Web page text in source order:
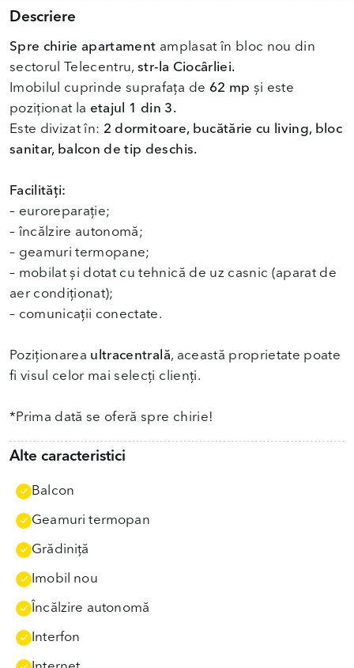
Descriere
Spre chirie apartament amplasat în bloc nou din
sectorul Telecentru,str-la Ciocârliei.
Imobilul cuprinde suprafața de 62 mp și este
poziționat la etajul 1 din 3.
Este divizat în: 2 dormitoare, bucătărie cu living, bloc
sanitar, balcon de tip deschis.
Facilități:
– euroreparație;
– încălzire autonomă;
– geamuri termopane;
– mobilat și dotat cu tehnică de uz casnic (aparat de
aer condiționat);
– comunicații conectate.
Poziționarea ultracentrală, această proprietate poate
fi visul celor mai selecți clienți.
*Prima dată se oferă spre chirie!
Alte caracteristici
Balcon
Geamuri termopan
Grădiniţă
Imobil nou
Încălzire autonomă
Interfon